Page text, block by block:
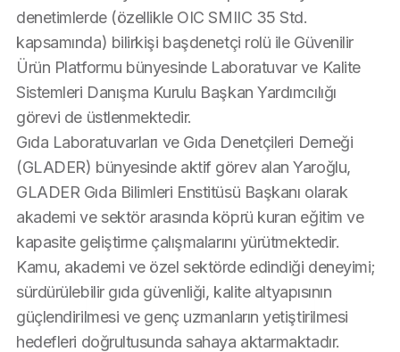
denetimlerde (özellikle OIC SMIIC 35 Std.
kapsamında) bilirkişi başdenetçi rolü ile Güvenilir
Ürün Platformu bünyesinde Laboratuvar ve Kalite
Sistemleri Danışma Kurulu Başkan Yardımcılığı
görevi de üstlenmektedir.
Gıda Laboratuvarları ve Gıda Denetçileri Derneği
(GLADER) bünyesinde aktif görev alan Yaroğlu,
GLADER Gıda Bilimleri Enstitüsü Başkanı olarak
akademi ve sektör arasında köprü kuran eğitim ve
kapasite geliştirme çalışmalarını yürütmektedir.
Kamu, akademi ve özel sektörde edindiği deneyimi;
sürdürülebilir gıda güvenliği, kalite altyapısının
güçlendirilmesi ve genç uzmanların yetiştirilmesi
hedefleri doğrultusunda sahaya aktarmaktadır.